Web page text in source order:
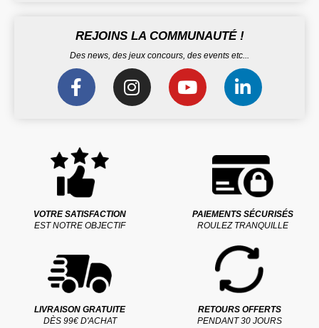
REJOINS LA COMMUNAUTÉ !
Des news, des jeux concours, des events etc...
VOTRE SATISFACTION
EST NOTRE OBJECTIF
PAIEMENTS SÉCURISÉS
ROULEZ TRANQUILLE
LIVRAISON GRATUITE
DÈS 99€ D'ACHAT
RETOURS OFFERTS
PENDANT 30 JOURS